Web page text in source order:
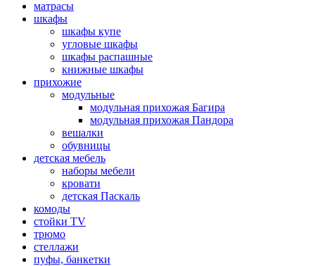
матрасы
шкафы
шкафы купе
угловые шкафы
шкафы распашные
книжные шкафы
прихожие
модульные
модульная прихожая Багира
модульная прихожая Пандора
вешалки
обувницы
детская мебель
наборы мебели
кровати
детская Паскаль
комоды
стойки TV
трюмо
стеллажи
пуфы, банкетки